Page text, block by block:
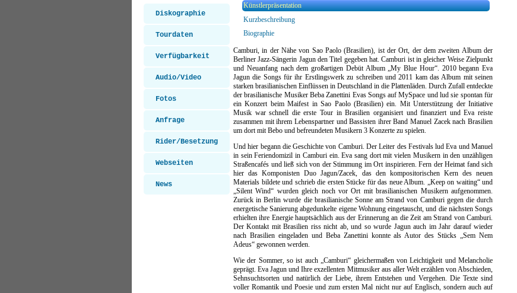
Diskographie
Tourdaten
Verfügbarkeit
Audio/Video
Fotos
Anfrage
Rider/Besetzung
Webseiten
News
Künstlerpräsentation
Kurzbeschreibung
Biographie
Camburi, in der Nähe von Sao Paolo (Brasilien), ist der Ort, der dem zweiten Album der
Berliner Jazz-Sängerin Jagun den Titel gegeben hat. Camburi ist in gleicher Weise Zielpunkt
und Neuanfang nach dem großartigen Debüt Album „My Blue Hour“. 2010 begann Eva
Jagun die Songs für ihr Erstlingswerk zu schreiben und 2011 kam das Album mit seinen
starken brasilianischen Einflüssen in Deutschland in die Plattenläden. Durch Zufall entdeckte
der brasilianische Musiker Beba Zanettini Evas Songs auf MySpace und lud sie spontan für
ein Konzert beim Maifest in Sao Paolo (Brasilien) ein. Mit Unterstützung der Initiative
Musik war schnell die erste Tour in Brasilien organisiert und finanziert und Eva reiste
zusammen mit ihrem Lebenspartner und Bassisten ihrer Band Manuel Zacek nach Brasilien
um dort mit Bebo und befreundeten Musikern 3 Konzerte zu spielen.
Und hier begann die Geschichte von Camburi. Der Leiter des Festivals lud Eva und Manuel
in sein Feriendomizil in Camburi ein. Eva sang dort mit vielen Musikern in den unzähligen
Straßencafés und ließ sich von der Stimmung im Ort inspirieren. Fern der Heimat fand sich
hier das Komponisten Duo Jagun/Zacek, das den kompositorischen Kern des neuen
Materials bildete und schrieb die ersten Stücke für das neue Album. „Keep on waiting“ und
„Silent Wind“ wurden gleich noch vor Ort mit brasilianischen Musikern aufgenommen.
Zurück in Berlin wurde die brasilianische Sonne am Strand von Camburi gegen die durch
energetische Sanierung abgedunkelte eigene Wohnung eingetauscht, und die nächsten Songs
erhielten ihre Energie hauptsächlich aus der Erinnerung an die Zeit am Strand von Camburi.
Der Kontakt mit Brasilien riss nicht ab, und so wurde Jagun auch im Jahr darauf wieder
nach Brasilien eingeladen und Beba Zanettini konnte als Autor des Stücks „Sem Nem
Adeus“ gewonnen werden.
Wie der Sommer, so ist auch „Camburi“ gleichermaßen von Leichtigkeit und Melancholie
geprägt. Eva Jagun und Ihre exzellenten Mitmusiker aus aller Welt erzählen von Abschieden,
Sehnsuchtsorten und natürlich der Liebe, ihrem Entstehen und Vergehen. Die Texte sind
voller Romantik und Poesie und zum ersten Mal nicht nur auf Englisch, sondern auch auf